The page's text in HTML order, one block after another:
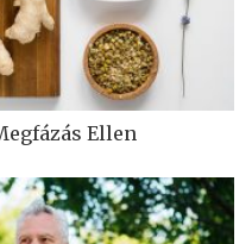
Ellen